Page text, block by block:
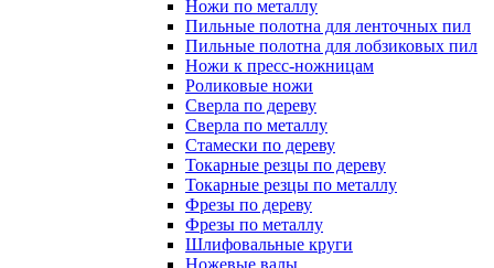
Ножи по металлу
Пильные полотна для ленточных пил
Пильные полотна для лобзиковых пил
Ножи к пресс-ножницам
Роликовые ножи
Сверла по дереву
Сверла по металлу
Стамески по дереву
Токарные резцы по дереву
Токарные резцы по металлу
Фрезы по дереву
Фрезы по металлу
Шлифовальные круги
Ножевые валы